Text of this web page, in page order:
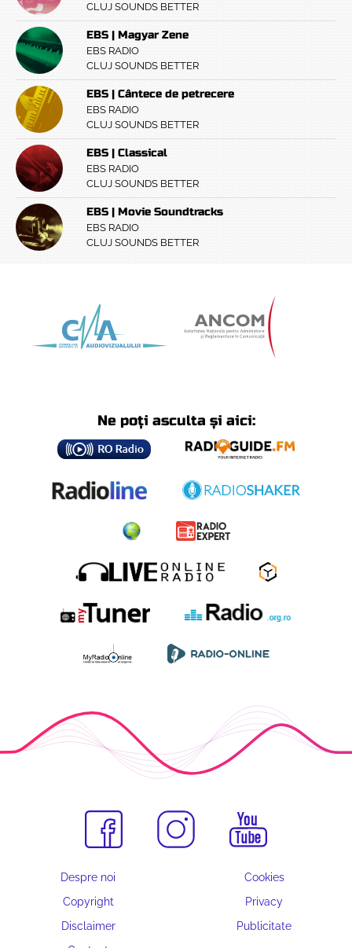
CLUJ SOUNDS BETTER
EBS | Magyar Zene
EBS RADIO
CLUJ SOUNDS BETTER
EBS | Cântece de petrecere
EBS RADIO
CLUJ SOUNDS BETTER
EBS | Classical
EBS RADIO
CLUJ SOUNDS BETTER
EBS | Movie Soundtracks
EBS RADIO
CLUJ SOUNDS BETTER
Ne poți asculta și aici:
Despre noi
Cookies
Copyright
Privacy
Disclaimer
Publicitate